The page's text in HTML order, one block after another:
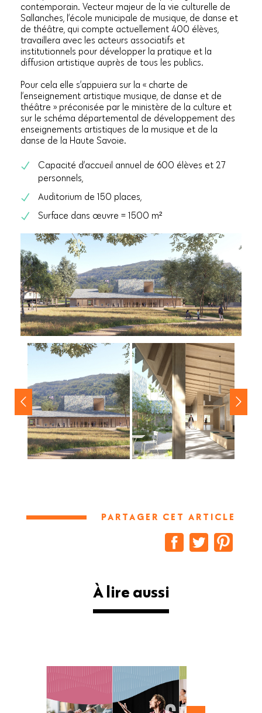
contemporain. Vecteur majeur de la vie culturelle de
Sallanches, l’école municipale de musique, de danse et
de théâtre, qui compte actuellement 400 élèves,
travaillera avec les acteurs associatifs et
institutionnels pour développer la pratique et la
diffusion artistique auprès de tous les publics.
Pour cela elle s’appuiera sur la « charte de
l’enseignement artistique musique, de danse et de
théâtre » préconisée par le ministère de la culture et
sur le schéma départemental de développement des
enseignements artistiques de la musique et de la
danse de la Haute Savoie.
Capacité d’accueil annuel de 600 élèves et 27
personnels,
Auditorium de 150 places,
Surface dans œuvre = 1500 m²
PARTAGER CET ARTICLE
À lire aussi